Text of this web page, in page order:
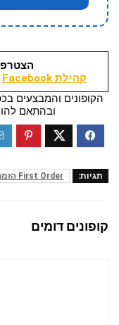
קהילת Facebook
הקופונים והמבצעים
ובהתאם
תגיות: First Order הזמנה ראשונה
קופונים דומים